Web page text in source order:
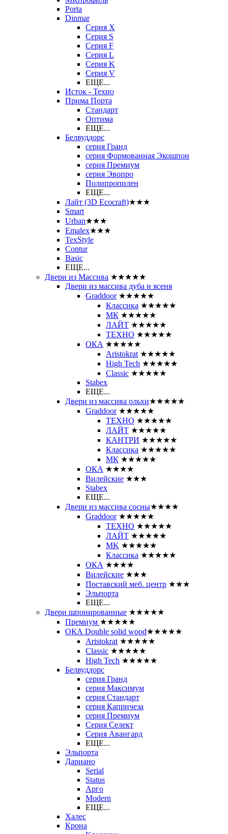
Porta
Dinmar
Серия X
Серия S
Серия F
Серия L
Серия K
Серия V
ЕЩЕ...
Исток - Техно
Прима Порта
Стандарт
Оптима
ЕЩЕ...
Белвуддорс
серия Гранд
серия Формованная Экошпон
серия Премиум
серия Эвопро
Полипропилен
ЕЩЕ...
Лайт (3D Ecocraft)★★★
Smart
Urban★★★
Emalex★★★
TexStyle
Contur
Basic
ЕЩЕ...
Двери из Массива ★★★★★
Двери из массива дуба и ясеня
Graddoor ★★★★★
Классика ★★★★★
МК ★★★★★
ЛАЙТ ★★★★★
ТЕХНО ★★★★★
ОКА ★★★★★
Aristokrat ★★★★★
High Tech ★★★★★
Classic ★★★★★
Stabex
ЕЩЕ...
Двери из массива ольхи★★★★★
Graddoor ★★★★★
ТЕХНО ★★★★★
ЛАЙТ ★★★★★
КАНТРИ ★★★★★
Классика ★★★★★
МК ★★★★★
ОКА ★★★★
Вилейские ★★★
Stabex
ЕЩЕ...
Двери из массива сосны★★★★
Graddoor ★★★★★
ТЕХНО ★★★★★
ЛАЙТ ★★★★★
MK ★★★★★
Классика ★★★★★
ОКА ★★★★
Вилейские ★★★
Поставский меб. центр ★★★
Эльпорта
ЕЩЕ...
Двери шпонированные ★★★★★
Премиум ★★★★★
ОКА Double solid wood★★★★★
Aristokrat ★★★★★
Classic ★★★★★
High Tech ★★★★★
Белвуддорс
серия Гранд
серия Максимум
серия Стандарт
серия Капричеза
серия Премиум
Серия Селект
Серия Авангард
ЕЩЕ...
Эльпорта
Дариано
Serial
Status
Арго
Modern
ЕЩЕ...
Халес
Крона